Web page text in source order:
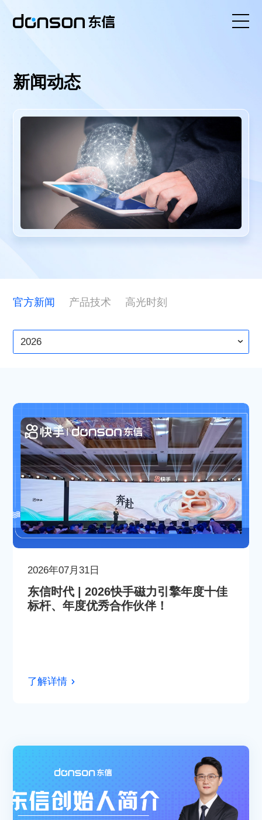
关于东信
联系东信
新闻动态
官方新闻 产品技术 高光时刻
2026
2026年07月31日
东信时代 | 2026快手磁力引擎年度十佳
标杆、年度优秀合作伙伴！
了解详情